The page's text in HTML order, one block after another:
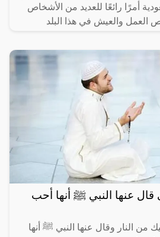
أمرًا رائعًا للعديد من الأشخاص
العمل والعيش في هذا البلد
قال عنها النبي ﷺ أنها أحب
النار وقال عنها النبي ﷺ أنها